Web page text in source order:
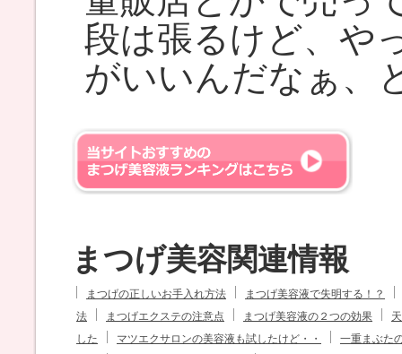
段は張るけど、や
がいいんだなぁ、
まつげ美容関連情報
まつげの正しいお手入れ方法
まつげ美容液で失明する！？
法
まつげエクステの注意点 まつげ美容液の２つの効果
した
マツエクサロンの美容液も試したけど・・
一重まぶた